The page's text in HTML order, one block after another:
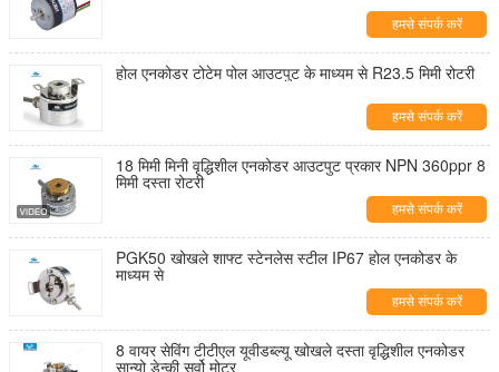
हमसे संपर्क करें
होल एनकोडर टोटेम पोल आउटपुट के माध्यम से R23.5 मिमी रोटरी
हमसे संपर्क करें
18 मिमी मिनी वृद्धिशील एनकोडर आउटपुट प्रकार NPN 360ppr 8
मिमी दस्ता रोटरी
हमसे संपर्क करें
PGK50 खोखले शाफ्ट स्टेनलेस स्टील IP67 होल एनकोडर के
माध्यम से
हमसे संपर्क करें
8 वायर सेविंग टीटीएल यूवीडब्ल्यू खोखले दस्ता वृद्धिशील एनकोडर
सान्यो डेन्की सर्वो मोटर